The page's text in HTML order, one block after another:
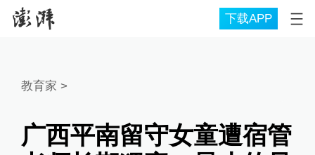
下载APP
教育家 >
广西平南留守女童遭宿管